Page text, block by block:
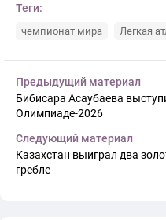
Теги:
чемпионат мира Легкая
Предыдущий материал
Бибисара Асаубаева
Олимпиаде-2026
Следующий материал
Казахстан выиграл два
гребле